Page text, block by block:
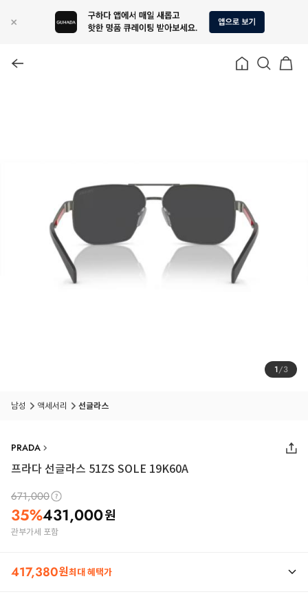
1/3
남성 액세서리 선글라스
PRADA
프라다 선글라스 51ZS SOLE 19K60A
671,000
35%431,000원
관부가세 포함
417,380원최대 혜택가